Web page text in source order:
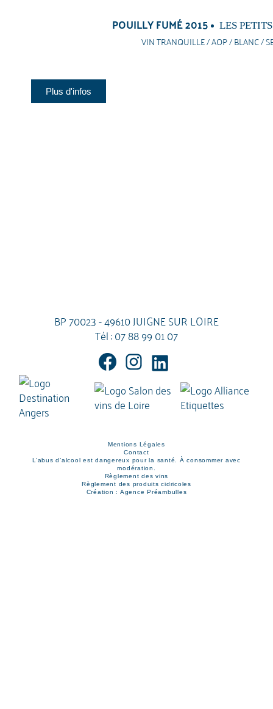
POUILLY FUMÉ 2015 LES
VIN TRANQUILLE / AOP / BLANC /
Plus d'infos
BP 70023 - 49610 JUIGNE SUR LOIRE
Tél :07 88 99 01 07
Mentions Légales
Contact
L’abus d’alcool est dangereux pour la santé. À consommer avec
modération.
Règlement des vins
Règlement des produits cidricoles
Création : Agence Préambulles